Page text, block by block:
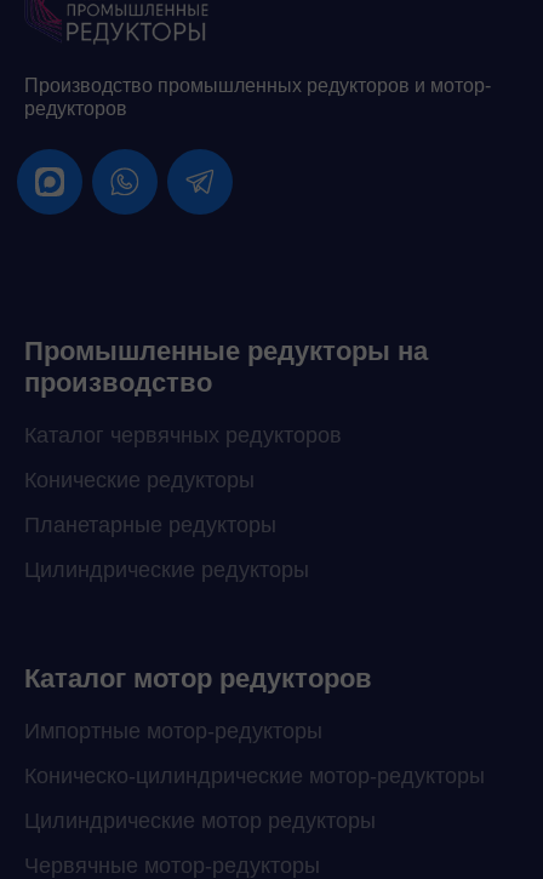
Производство промышленных редукторов и мотор-
редукторов
Промышленные редукторы на
производство
Каталог червячных редукторов
Конические редукторы
Планетарные редукторы
Цилиндрические редукторы
Каталог мотор редукторов
Импортные мотор-редукторы
Коническо-цилиндрические мотор-редукторы
Цилиндрические мотор редукторы
Червячные мотор-редукторы